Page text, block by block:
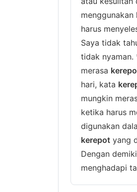
menggunakan
harus
Saya tidak
tidak nyaman.
merasa
hari, kata
mungkin
ketika harus
digunakan
kerepot yang
Dengan
menghadapi